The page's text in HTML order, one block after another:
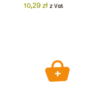
10,29zł z Vat